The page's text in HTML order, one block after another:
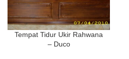
Tempat Tidur Ukir Rahwana
– Duco